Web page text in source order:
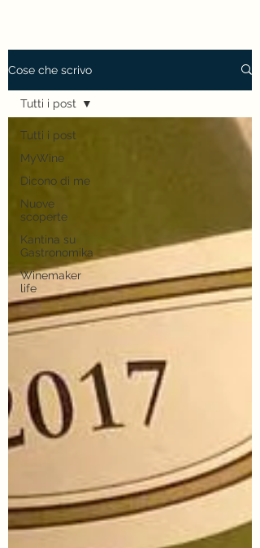
Cose che scrivo
Tutti i post
MyWine
Dicono di me
Nuove
scoperte
Kantina su
Gastronomika
Winemaker
life
Tutti i post